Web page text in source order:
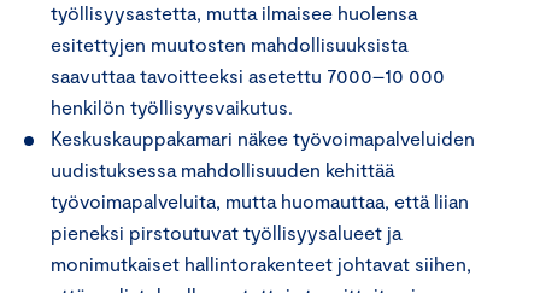
työllisyysastetta, mutta ilmaisee huolensa
esitettyjen muutosten mahdollisuuksista
saavuttaa tavoitteeksi asetettu 7000–10 000
henkilön työllisyysvaikutus.
Keskuskauppakamari näkee työvoimapalveluiden
uudistuksessa mahdollisuuden kehittää
työvoimapalveluita, mutta huomauttaa, että liian
pieneksi pirstoutuvat työllisyysalueet ja
monimutkaiset hallintorakenteet johtavat siihen,